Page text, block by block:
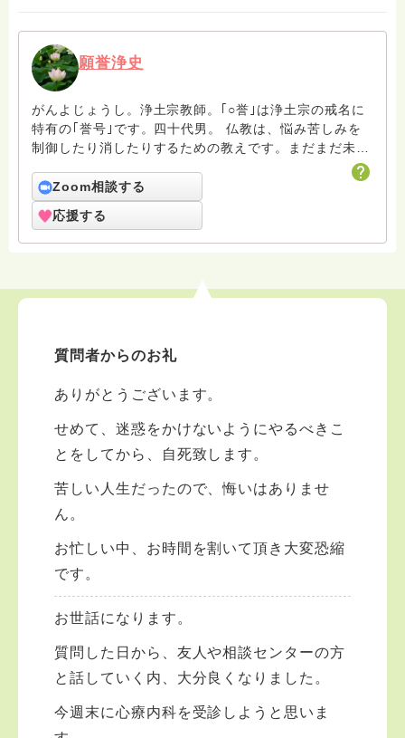
願誉浄史
がんよじょうし。浄土宗教師。｢○誉｣は浄土宗の戒名に
特有の｢誉号｣です。四十代男。 仏教は、悩み苦しみを
制御したり消したりするための教えです。まだまだ未熟
Zoom相談する
応援する
質問者からのお礼
ありがとうございます。
せめて、迷惑をかけないようにやるべきこ
とをしてから、自死致します。
苦しい人生だったので、悔いはありませ
ん。
お忙しい中、お時間を割いて頂き大変恐縮
です。
お世話になります。
質問した日から、友人や相談センターの方
と話していく内、大分良くなりました。
今週末に心療内科を受診しようと思いま